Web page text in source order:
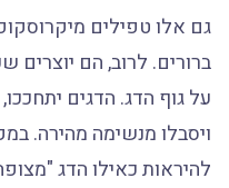
גם אלו טפילים
ברורים. לרוב, הם
על גוף הדג. הדגים יתחככו,
ויסבלו מנשימה מהירה.
להיראות כאילו הדג